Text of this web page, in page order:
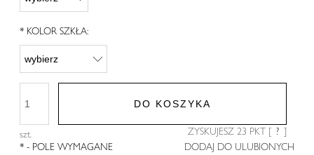
* KOLOR SZKŁA:
szt.
DO KOSZYKA
ZYSKUJESZ 23 PKT [ ? ]
DODAJ DO ULUBIONYCH
* - POLE WYMAGANE